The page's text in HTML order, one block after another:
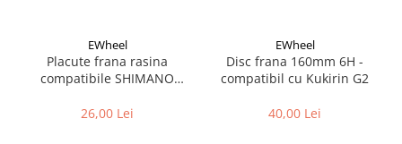
Placute frana bicicleta
Discuri frana bicicleta
Saboti frana bicicleta
EWheel
Placute frana rasina
compatibile SHIMANO
G2/G4 2025)
26,00 Lei
EWheel
Disc frana 160mm 6H -
compatibil cu Kukirin G2
40,00 Lei